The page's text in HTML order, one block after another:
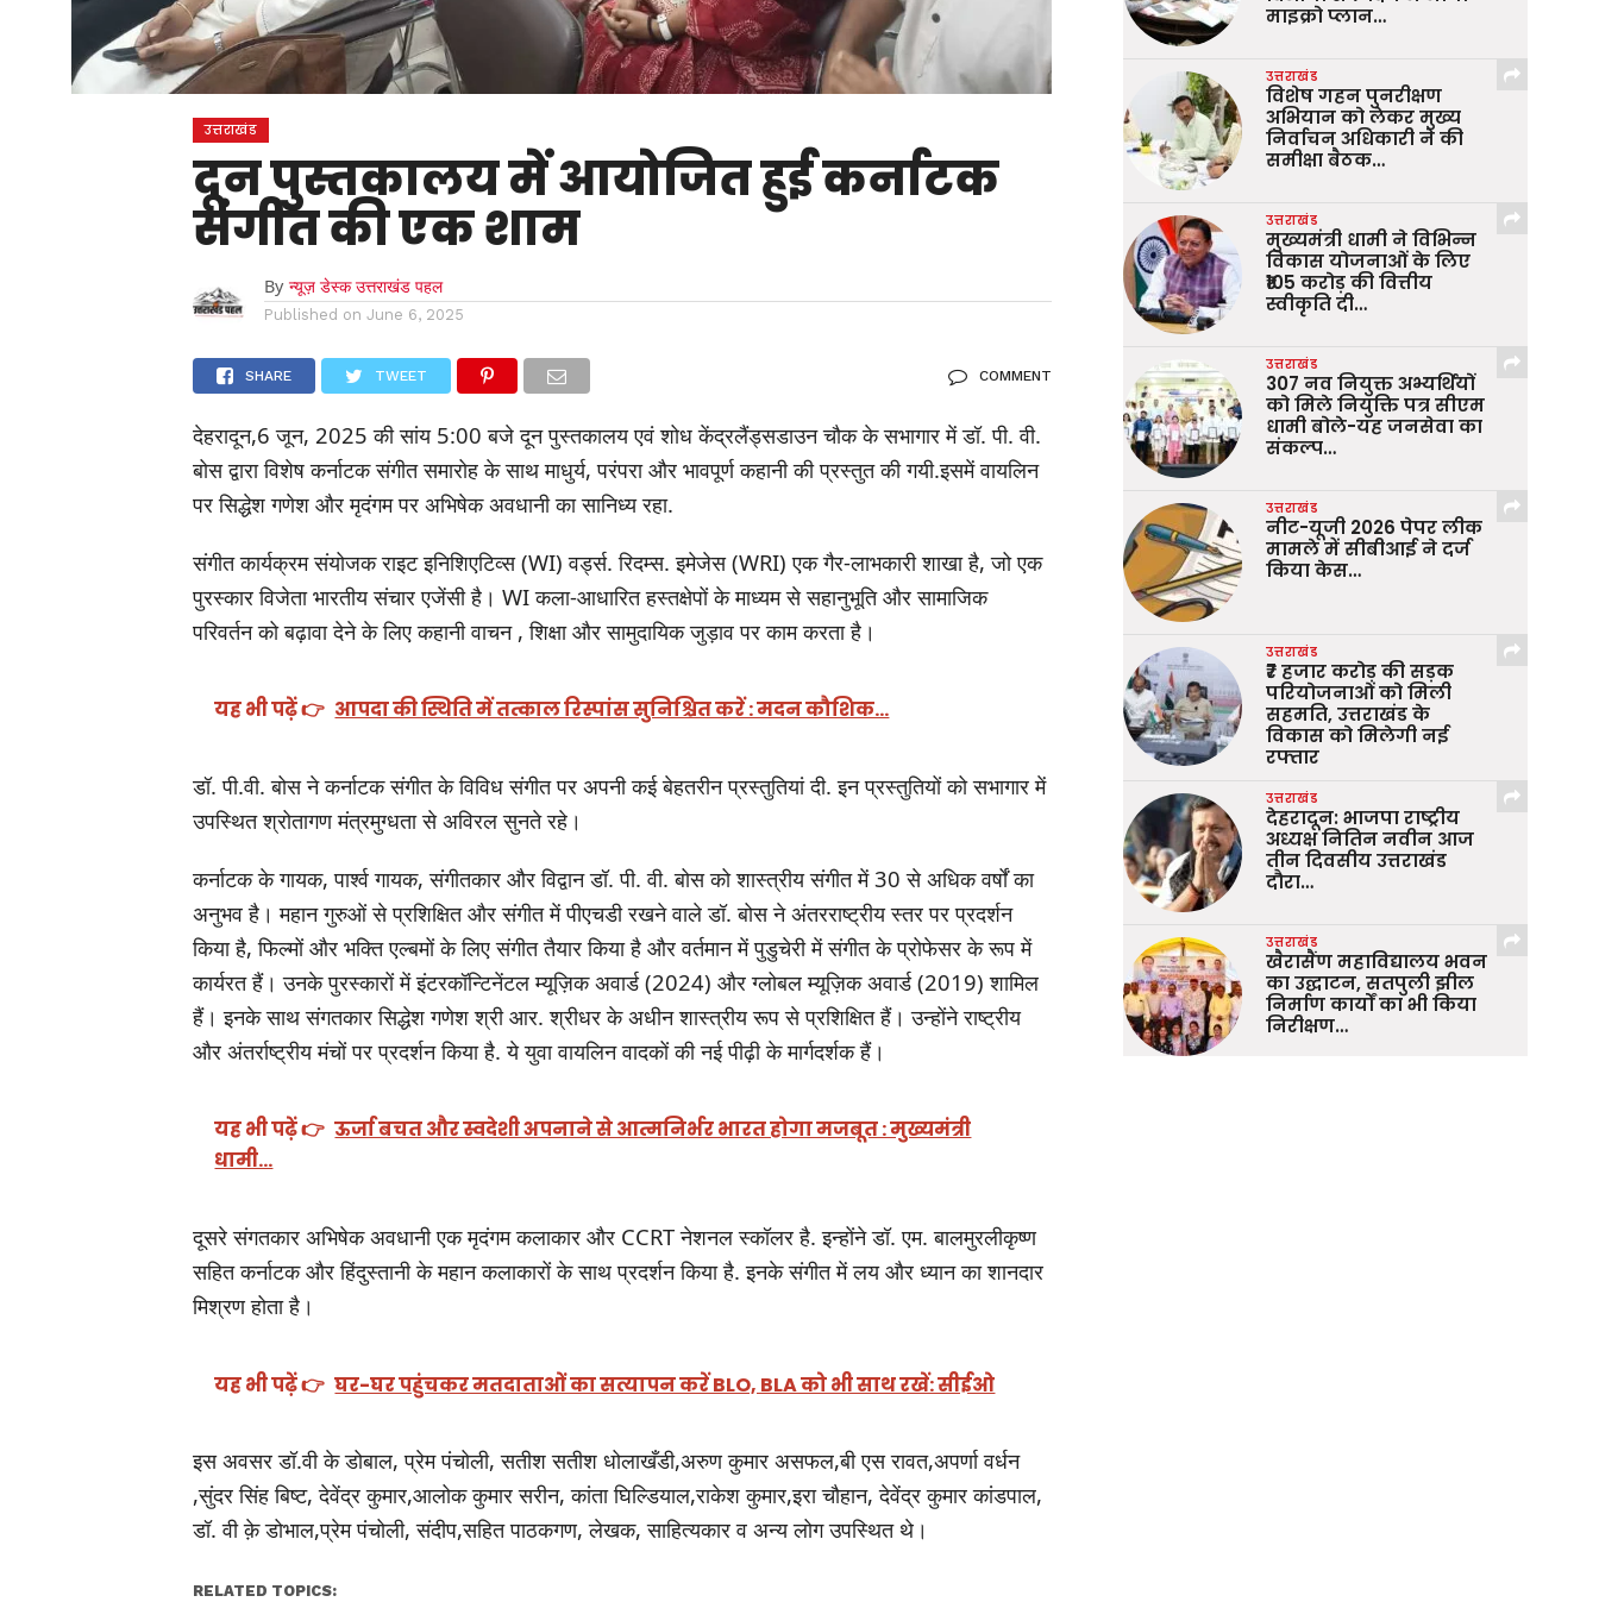
उत्तराखंड
दून पुस्तकालय में आयोजित हुई कर्नाटक
संगीत की एक शाम
By न्यूज़ डेस्क उत्तराखंड पहल
Published on June 6, 2025
SHARE TWEET COMMENT
देहरादून,6 जून, 2025 की सांय 5:00 बजे दून पुस्तकालय एवं शोध केंद्रलैंड्सडाउन चौक के सभागार में डॉ. पी. वी.
बोस द्वारा विशेष कर्नाटक संगीत समारोह के साथ माधुर्य, परंपरा और भावपूर्ण कहानी की प्रस्तुत की गयी.इसमें वायलिन
पर सिद्धेश गणेश और मृदंगम पर अभिषेक अवधानी का सानिध्य रहा.
संगीत कार्यक्रम संयोजक राइट इनिशिएटिव्स (WI) वर्ड्स. रिदम्स. इमेजेस (WRI) एक गैर-लाभकारी शाखा है, जो एक
पुरस्कार विजेता भारतीय संचार एजेंसी है। WI कला-आधारित हस्तक्षेपों के माध्यम से सहानुभूति और सामाजिक
परिवर्तन को बढ़ावा देने के लिए कहानी वाचन , शिक्षा और सामुदायिक जुड़ाव पर काम करता है।
यह भी पढ़ें 👉 आपदा की स्थिति में तत्काल रिस्पांस सुनिश्चित करें : मदन कौशिक…
डॉ. पी.वी. बोस ने कर्नाटक संगीत के विविध संगीत पर अपनी कई बेहतरीन प्रस्तुतियां दी. इन प्रस्तुतियों को सभागार में
उपस्थित श्रोतागण मंत्रमुग्धता से अविरल सुनते रहे।
कर्नाटक के गायक, पार्श्व गायक, संगीतकार और विद्वान डॉ. पी. वी. बोस को शास्त्रीय संगीत में 30 से अधिक वर्षों का
अनुभव है। महान गुरुओं से प्रशिक्षित और संगीत में पीएचडी रखने वाले डॉ. बोस ने अंतरराष्ट्रीय स्तर पर प्रदर्शन
किया है, फिल्मों और भक्ति एल्बमों के लिए संगीत तैयार किया है और वर्तमान में पुडुचेरी में संगीत के प्रोफेसर के रूप में
कार्यरत हैं। उनके पुरस्कारों में इंटरकॉन्टिनेंटल म्यूज़िक अवार्ड (2024) और ग्लोबल म्यूज़िक अवार्ड (2019) शामिल
हैं। इनके साथ संगतकार सिद्धेश गणेश श्री आर. श्रीधर के अधीन शास्त्रीय रूप से प्रशिक्षित हैं। उन्होंने राष्ट्रीय
और अंतर्राष्ट्रीय मंचों पर प्रदर्शन किया है. ये युवा वायलिन वादकों की नई पीढ़ी के मार्गदर्शक हैं।
यह भी पढ़ें 👉 ऊर्जा बचत और स्वदेशी अपनाने से आत्मनिर्भर भारत होगा मजबूत : मुख्यमंत्री
धामी…
दूसरे संगतकार अभिषेक अवधानी एक मृदंगम कलाकार और CCRT नेशनल स्कॉलर है. इन्होंने डॉ. एम. बालमुरलीकृष्ण
सहित कर्नाटक और हिंदुस्तानी के महान कलाकारों के साथ प्रदर्शन किया है. इनके संगीत में लय और ध्यान का शानदार
मिश्रण होता है।
यह भी पढ़ें 👉 घर-घर पहुंचकर मतदाताओं का सत्यापन करें BLO, BLA को भी साथ रखें: सीईओ
इस अवसर डॉ.वी के डोबाल, प्रेम पंचोली, सतीश सतीश धोलाखँडी,अरुण कुमार असफल,बी एस रावत,अपर्णा वर्धन
,सुंदर सिंह बिष्ट, देवेंद्र कुमार,आलोक कुमार सरीन, कांता घिल्डियाल,राकेश कुमार,इरा चौहान, देवेंद्र कुमार कांडपाल,
डॉ. वी क़े डोभाल,प्रेम पंचोली, संदीप,सहित पाठकगण, लेखक, साहित्यकार व अन्य लोग उपस्थित थे।
RELATED TOPICS:
माइक्रो प्लान…
उत्तराखंड
विशेष गहन पुनरीक्षण
अभियान को लेकर मुख्य
निर्वाचन अधिकारी ने की
समीक्षा बैठक…
उत्तराखंड
मुख्यमंत्री धामी ने विभिन्न
विकास योजनाओं के लिए
₹105 करोड़ की वित्तीय
स्वीकृति दी…
उत्तराखंड
307 नव नियुक्त अभ्यर्थियों
को मिले नियुक्ति पत्र सीएम
धामी बोले-यह जनसेवा का
संकल्प…
उत्तराखंड
नीट-यूजी 2026 पेपर लीक
मामले में सीबीआई ने दर्ज
किया केस…
उत्तराखंड
₹7 हजार करोड़ की सड़क
परियोजनाओं को मिली
सहमति, उत्तराखंड के
विकास को मिलेगी नई
रफ्तार
उत्तराखंड
देहरादून: भाजपा राष्ट्रीय
अध्यक्ष नितिन नवीन आज
तीन दिवसीय उत्तराखंड
दौरा…
उत्तराखंड
खैरासैंण महाविद्यालय भवन
का उद्घाटन, सतपुली झील
निर्माण कार्यों का भी किया
निरीक्षण…